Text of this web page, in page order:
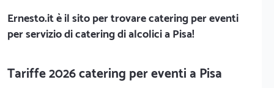
Ernesto.itè il sito per trovare catering per eventi
per servizio di catering di alcolici a Pisa!
Tariffe 2026 catering per eventi a Pisa